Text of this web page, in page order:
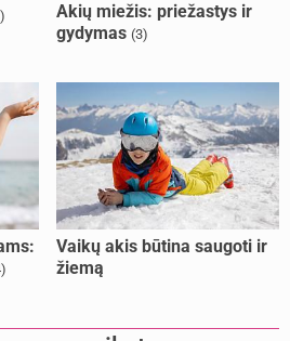
Akių miežis: priežastys ir
gydymas (3)
Vaikų akis būtina saugoti ir
žiemą